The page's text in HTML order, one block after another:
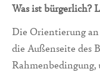
Was ist bürgerlich?
Die Orientierung
die Außenseite des